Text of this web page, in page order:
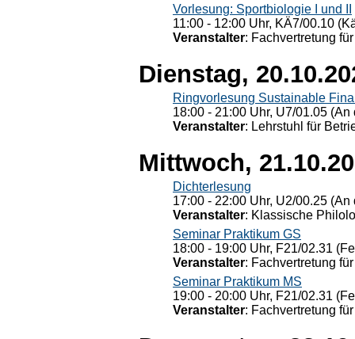
Vorlesung: Sportbiologie I und II
11:00 - 12:00 Uhr, KÄ7/00.10
Veranstalter: Fachvertretung
Dienstag,
Ringvorlesung Sustainable
18:00 - 21:00 Uhr, U7/01.05
Veranstalter: Lehrstuhl für
Mittwoch,
Dichterlesung
17:00 - 22:00 Uhr, U2/00.25
Veranstalter: Klassische
Seminar Praktikum GS
18:00 - 19:00 Uhr, F21/02.31
Veranstalter: Fachvertretung
Seminar Praktikum MS
19:00 - 20:00 Uhr, F21/02.31
Veranstalter: Fachvertretung